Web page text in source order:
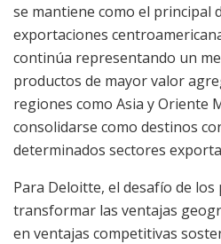
se mantiene como el principal
exportaciones
continúa representando un
productos de mayor valor
regiones como Asia y Oriente
consolidarse como destinos
determinados sectores
Para Deloitte, el desafío de
transformar las ventajas
en ventajas competitivas